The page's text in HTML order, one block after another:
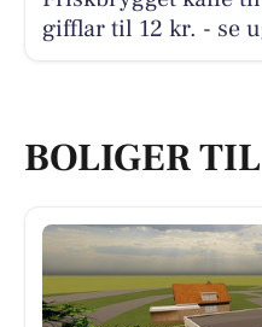
gifflar til 12 kr. - se
BOLIGER